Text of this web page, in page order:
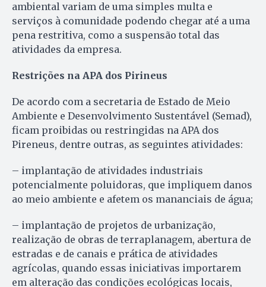
ambiental variam de uma simples multa e
serviços à comunidade podendo chegar até a uma
pena restritiva, como a suspensão total das
atividades da empresa.
Restrições na APA dos Pirineus
De acordo com a secretaria de Estado de Meio
Ambiente e Desenvolvimento Sustentável (Semad),
ficam proibidas ou restringidas na APA dos
Pireneus, dentre outras, as seguintes atividades:
– implantação de atividades industriais
potencialmente poluidoras, que impliquem danos
ao meio ambiente e afetem os mananciais de água;
– implantação de projetos de urbanização,
realização de obras de terraplanagem, abertura de
estradas e de canais e prática de atividades
agrícolas, quando essas iniciativas importarem
em alteração das condições ecológicas locais,